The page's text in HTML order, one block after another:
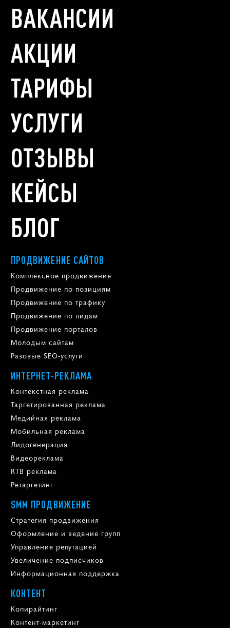
ВАКАНСИИ
АКЦИИ
ТАРИФЫ
УСЛУГИ
ОТЗЫВЫ
КЕЙСЫ
БЛОГ
ПРОДВИЖЕНИЕ САЙТОВ
Комплексное продвижение
Продвижение по позициям
Продвижение по трафику
Продвижение по лидам
Продвижение порталов
Молодым сайтам
Разовые SEO-услуги
ИНТЕРНЕТ-РЕКЛАМА
Контекстная реклама
Таргетированная реклама
Медийная реклама
Мобильная реклама
Лидогенерация
Видеореклама
RTB реклама
Ретаргетинг
SMM ПРОДВИЖЕНИЕ
Стратегия продвижения
Оформление и ведение групп
Управление репутацией
Увеличение подписчиков
Информационная поддержка
КОНТЕНТ
Копирайтинг
Контент-маркетинг